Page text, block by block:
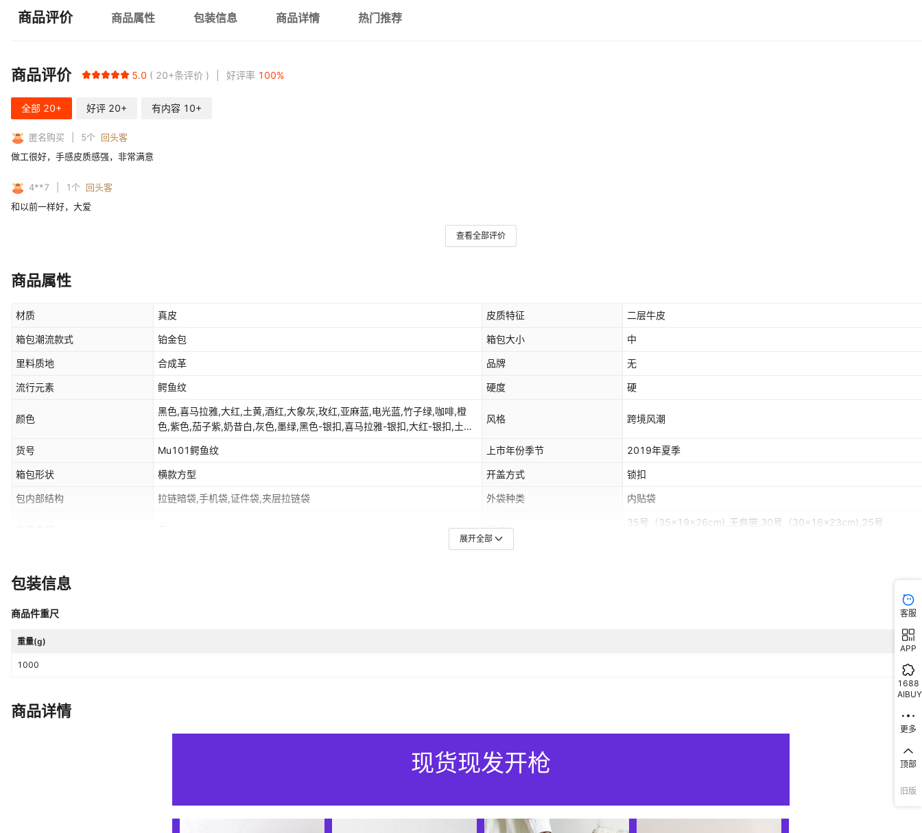
商品评价 商品属性 包装信息 商品详情 热门推荐
商品评价 5.0 20+条评价 好评率 100%
全部 20+ 好评 20+ 有内容 10+
匿名购买 5个 回头客
做工很好，手感皮质感强，非常满意
4**7 1个 回头客
和以前一样好，大爱
查看全部评价
商品属性
材质 真皮 皮质特征 二层牛皮
箱包潮流款式 铂金包 箱包大小 中
里料质地 合成革 品牌 无
流行元素 鳄鱼纹 硬度 硬
颜色
黑色,喜马拉雅,大红,土黄,酒红,大象灰,玫红,亚麻蓝,电光蓝,竹子绿,咖啡,橙
色,紫色,茄子紫,奶昔白,灰色,墨绿,黑色-银扣,喜马拉雅-银扣,大红-银扣,土黄-
墨绿-银扣
风格 跨境风潮
货号 Mu101鳄鱼纹 上市年份季节 2019年夏季
箱包形状 横款方型 开盖方式 锁扣
包内部结构 拉链暗袋,手机袋,证件袋,夹层拉链袋 外袋种类 内贴袋
尺寸
35号（35x19x26cm)_无肩带,30号（30x16x23cm),25号
款式
展开全部
包装信息
商品件重尺
重量(g)
1000
商品详情
客服
APP
1688
AIBUY
更多
顶部
旧版